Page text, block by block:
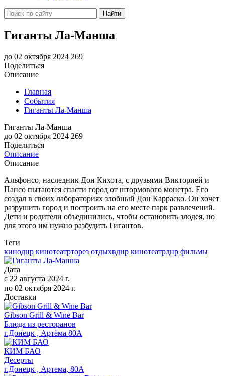
Найти
Гиганты Ла-Манша
до 02 октября 2024 269
Поделиться
Описание
Главная
События
Гиганты Ла-Манша
Гиганты Ла-Манша
до 02 октября 2024 269
Поделиться
Описание
Описание
Альфонсо, наследник Дон Кихота, с друзьями Викторией и
Пансо пытаются спасти город от штормового монстра. Его
создал в своих лабораториях злобный Дон Карраско. Он хочет
разрушить город и построить на его месте парк развлечений.
Дети и родители объединились, чтобы остановить злодея, но
для этого им нужно разбудить Гигантов.
Теги
киноднр кинотеатрторез отдыхвднр кинотеатрднр фильмы
Дата
с 22 августа 2024 г.
по 02 октября 2024 г.
Доставки
Gibson Grill & Wine Bar
Блюда из ресторанов
г.Донецк , Артёма 80А
КИМ БАО
Десерты
г.Донецк , Артема, 80А